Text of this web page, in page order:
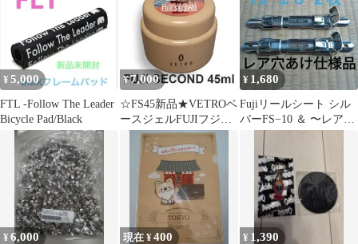
¥ 5,000
FTL -Follow The Leader
Bicycle Pad/Black
¥ 7,000
☆FS45新品★VETROベ
ースジェルFUJIフジセ
カンド45ml☆
¥ 1,680
Fujiリールシート シル
バーFS−10 ＆ 〜レア
★FS−１０ 穴あけ済み
¥6,000 現在 ¥400 ¥ 1,390